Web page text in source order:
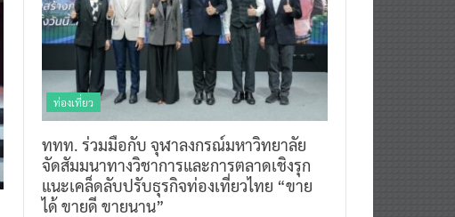
ท่องเที่ยว
ททท. ร่วมมือกับ จุฬาลงกรณ์มหาวิทยาลัย
จัดสัมมนาทางวิชาการและการตลาดเชิงรุก
แนะเคล็ดลับปรับธุรกิจท่องเที่ยวไทย “ขาย
ได้ ขายดี ขายนาน”